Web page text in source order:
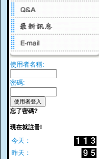
使用者名稱:
密碼:
忘了密碼?
現在就註冊!
今天：
昨天：